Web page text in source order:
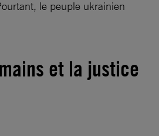
le peuple ukrainien
et la justice